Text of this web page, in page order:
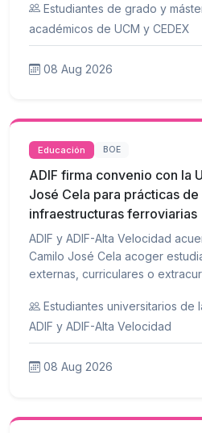
Estudiantes de grado y
académicos de UCM y CEDEX
08 Aug 2026
Educación BOE
ADIF firma convenio con la
José Cela para prácticas
infraestructuras ferroviarias
ADIF y ADIF-Alta Velocidad
Camilo José Cela acoger
externas, curriculares o
Estudiantes universitarios de
ADIF y ADIF-Alta Velocidad
08 Aug 2026